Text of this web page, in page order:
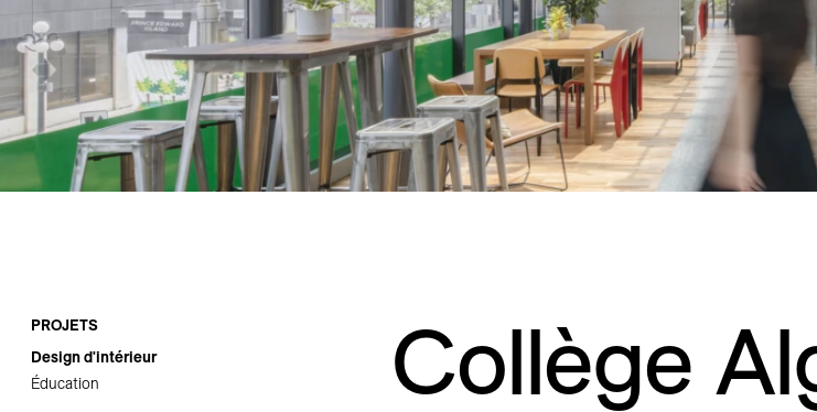
Carrières
Contact
PROJETS
Design d'intérieur
Éducation
Collège